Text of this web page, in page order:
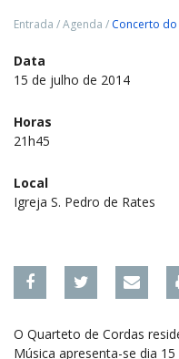
Entrada /Agenda / Concerto
Data
15 de julho de 2014
Horas
21h45
Local
Igreja S. Pedro de Rates
O Quarteto de Cordas
Música apresenta-se dia